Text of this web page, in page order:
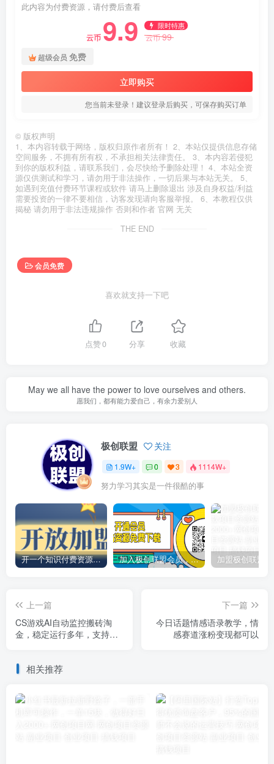
此内容为付费资源，请付费后查看
云币 9.9 限时特惠
云币99
超级会员 免费
立即购买
您当前未登录！建议登录后购买，可保存购买订单
© 版权声明
1、本内容转载于网络，版权归原作者所有！ 2、本站仅提供信息存储
空间服务，不拥有所有权，不承担相关法律责任。 3、本内容若侵犯
到你的版权利益，请联系我们，会尽快给予删除处理！ 4、本站全资
源仅供测试和学习，请勿用于非法操作，一切后果与本站无关。 5、
如遇到充值付费环节课程或软件 请马上删除退出 涉及自身权益/利益
需要投资的一律不要相信，访客发现请向客服举报。 6、本教程仅供
揭秘 请勿用于非法违规操作 否则和作者 官网 无关
THE END
会员免费
喜欢就支持一下吧
点赞0 分享 收藏
May we all have the power to love ourselves and others.
愿我们，都有能力爱自己，有余力爱别人
极创联盟 关注
1.9W+ 0 3 1114W+
努力学习其实是一件很酷的事
开一个知识付费资源网站，小白也能日入1000+ 加入极创联盟会员，全站资源免费学习。
上一篇
CS游戏AI自动监控搬砖淘
金，稳定运行多年，支持任
下一篇
今日话题情感语录教学，情
感赛道涨粉变现都可以
相关推荐